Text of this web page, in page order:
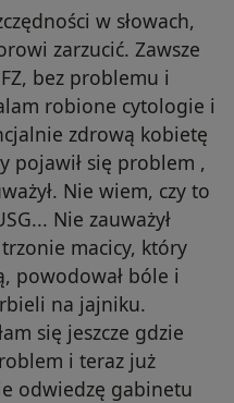
w słowach,
zarzucić. Zawsze
bez problemu i
robione cytologie i
zdrową kobietę
pojawił się problem ,
Nie wiem, czy to
Nie zauważył
macicy, który
powodował bóle i
na jajniku.
się jeszcze gdzie
i teraz już
odwiedzę gabinetu